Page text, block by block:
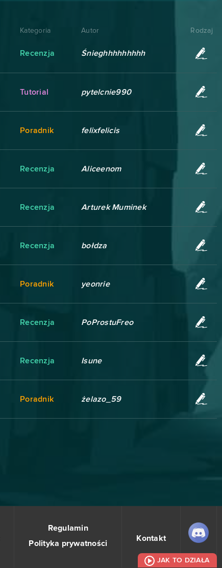
JAK TO DZIAŁA
Kategoria Autor Rodzaj
Recenzja Śnieghhhhhhhhh
Tutorial pytelcnie990
Poradnik felixfelicis
Recenzja Aliceenom
Recenzja Arturek Muminek
Recenzja bołdza
Poradnik yeonrie
Recenzja PoProstuFreo
Recenzja Isune
Poradnik żelazo_59
Regulamin
Polityka prywatności
Kontakt